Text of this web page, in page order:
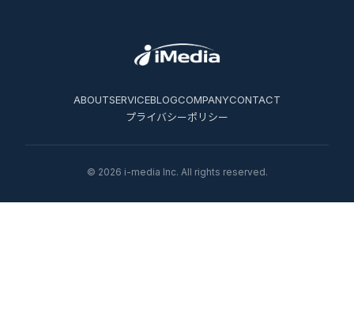
ABOUTSERVICEBLOGCOMPANYCONTACT
プライバシーポリシー
© 2026 i-media Inc. All rights reserved.